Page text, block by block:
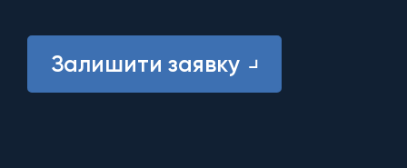
Залишити заявку